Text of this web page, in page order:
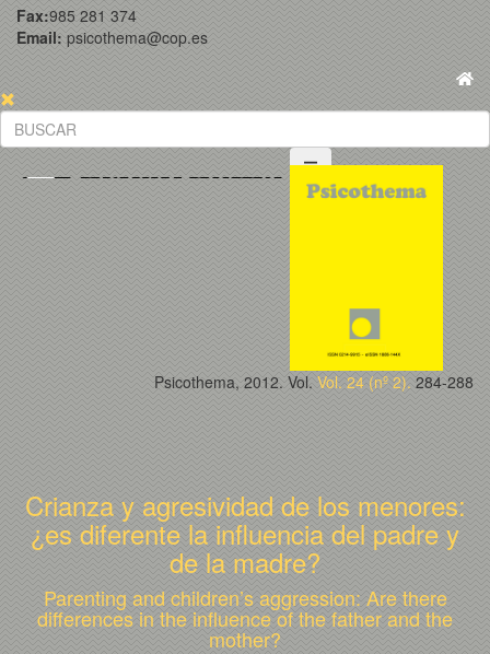
Fax:985 281 374
Email: psicothema@cop.es
Psicothema, 2012. Vol. Vol. 24 (nº 2). 284-288
Crianza y agresividad de los menores:
¿es diferente la influencia del padre y
de la madre?
Parenting and children’s aggression: Are there
differences in the influence of the father and the
mother?